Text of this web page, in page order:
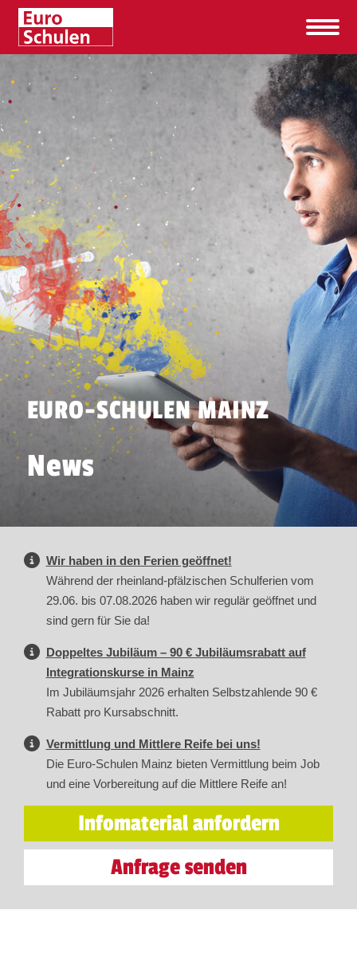
EURO-SCHULEN MAINZ
News
Wir haben in den Ferien geöffnet!
Während der rheinland-pfälzischen Schulferien vom
29.06. bis 07.08.2026 haben wir regulär geöffnet und
sind gern für Sie da!
Doppeltes Jubiläum – 90 € Jubiläumsrabatt auf
Integrationskurse in Mainz
Im Jubiläumsjahr 2026 erhalten Selbstzahlende 90 €
Rabatt pro Kursabschnitt.
Vermittlung und Mittlere Reife bei uns!
Die Euro-Schulen Mainz bieten Vermittlung beim Job
und eine Vorbereitung auf die Mittlere Reife an!
Infomaterial anfordern
Anfrage senden